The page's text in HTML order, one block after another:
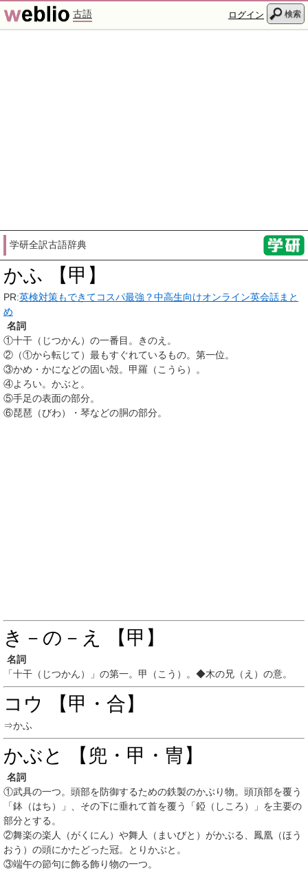
古語 ログイン 検索
学研全訳古語辞典
かふ 【甲】
PR:英検対策もできてコスパ最強？中高生向けオンライン英会話まと
め
名詞
①十干（じつかん）の一番目。きのえ。
② （①から転じて）最もすぐれているもの。第一位。
③かめ・かになどの固い殻。甲羅（こうら）。
④よろい。かぶと。
⑤手足の表面の部分。
⑥琵琶（びわ）・琴などの胴の部分。
き－の－え 【甲】
名詞
「十干（じつかん）」の第一。甲（こう）。◆木の兄（え）の意。
コウ 【甲・合】
⇒かふ
かぶと 【兜・甲・冑】
名詞
①武具の一つ。頭部を防御するための鉄製のかぶり物。頭頂部を覆う
「鉢（はち）」、その下に垂れて首を覆う「錏（しころ）」を主要の
部分とする。
②舞楽の楽人（がくにん）や舞人（まいびと）がかぶる、鳳凰（ほう
おう）の頭にかたどった冠。とりかぶと。
③端午の節句に飾る飾り物の一つ。